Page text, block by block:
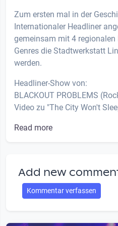
Zum ersten mal in der
Internationaler Headliner
gemeinsam mit 4 regionalen
Genres die Stadtwerkstatt
werden.
Headliner-Show von:
BLACKOUT PROBLEMS
Video zu "The City Won't
Read more
Add new
Kommentar verfassen